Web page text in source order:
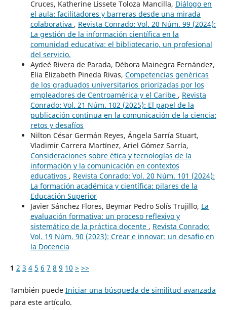
Cruces, Katherine Lissete Toloza Mancilla, Diálogo en
el aula: facilitadores y barreras desde una mirada
colaborativa , Revista Conrado: Vol. 20 Núm. 99 (2024):
La gestión de la información científica en la
comunidad educativa: el bibliotecario, un profesional
del servicio.
Aydeé Rivera de Parada, Débora Mainegra Fernández,
Elia Elizabeth Pineda Rivas, Competencias genéricas
de los graduados universitarios priorizadas por los
empleadores de Centroamérica y el Caribe , Revista
Conrado: Vol. 21 Núm. 102 (2025): El papel de la
publicación continua en la comunicación de la ciencia:
retos y desafíos
Nilton César Germán Reyes, Ángela Sarría Stuart,
Vladimir Carrera Martínez, Ariel Gómez Sarría,
Consideraciones sobre ética y tecnologías de la
información y la comunicación en contextos
educativos , Revista Conrado: Vol. 20 Núm. 101 (2024):
La formación académica y científica: pilares de la
Educación Superior
Javier Sánchez Flores, Beymar Pedro Solís Trujillo, La
evaluación formativa: un proceso reflexivo y
sistemático de la práctica docente , Revista Conrado:
Vol. 19 Núm. 90 (2023): Crear e innovar: un desafio en
la Docencia
1 2 3 4 5 6 7 8 9 10 > >>
También puede Iniciar una búsqueda de similitud avanzada
para este artículo.